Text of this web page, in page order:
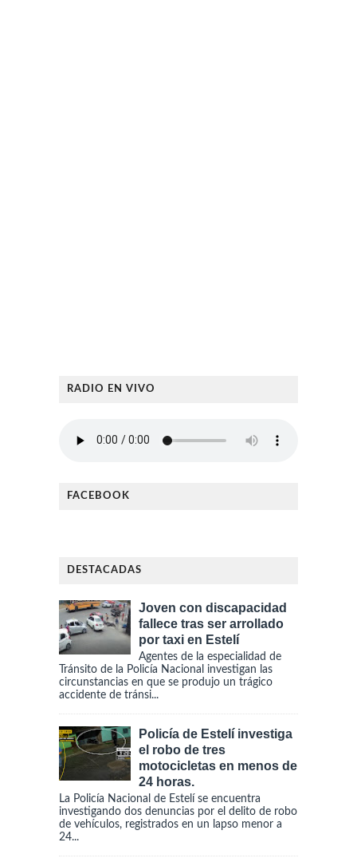
RADIO EN VIVO
FACEBOOK
DESTACADAS
Joven con discapacidad
fallece tras ser arrollado
por taxi en Estelí
Agentes de la especialidad de
Tránsito de la Policía Nacional investigan las
circunstancias en que se produjo un trágico
accidente de tránsi...
Policía de Estelí investiga
el robo de tres
motocicletas en menos de
24 horas.
La Policía Nacional de Estelí se encuentra
investigando dos denuncias por el delito de robo
de vehículos, registrados en un lapso menor a
24...